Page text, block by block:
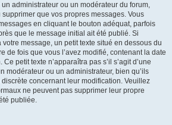
administrateur ou un modérateur du forum,
que vos propres messages. Vous
en cliquant le bouton adéquat, parfois
que le message initial ait été publié. Si
message, un petit texte situé en dessous du
de fois que vous l’avez modifié, contenant la date
petit texte n’apparaîtra pas s’il s’agit d’une
modérateur ou un administrateur, bien qu’ils
concernant leur modification. Veuillez
ne peuvent pas supprimer leur propre
publiée.